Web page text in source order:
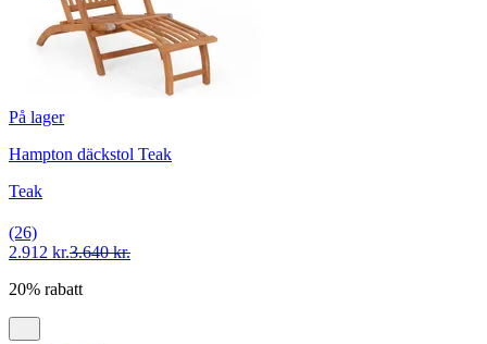
På lager
Hampton däckstol Teak
Teak
(26)
2.912 kr.3.640 kr.
20% rabatt